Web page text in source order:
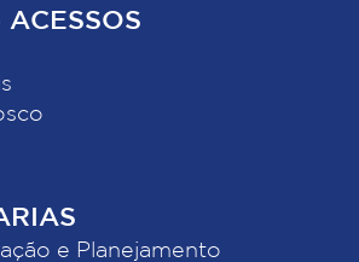
e Planejamento